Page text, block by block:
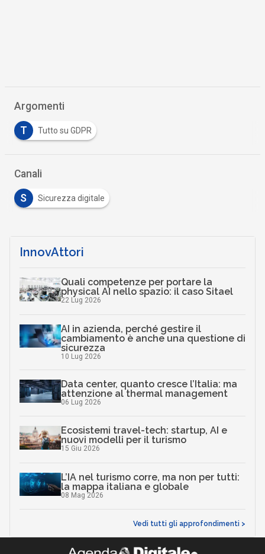
Argomenti
T Tutto su GDPR
Canali
S Sicurezza digitale
InnovAttori
Quali competenze per portare la
physical AI nello spazio: il caso Sitael
22 Lug 2026
AI in azienda, perché gestire il
cambiamento è anche una questione di
sicurezza
10 Lug 2026
Data center, quanto cresce l’Italia: ma
attenzione al thermal management
06 Lug 2026
Ecosistemi travel-tech: startup, AI e
nuovi modelli per il turismo
15 Giu 2026
L’IA nel turismo corre, ma non per tutti:
la mappa italiana e globale
08 Mag 2026
Vedi tutti gli approfondimenti >